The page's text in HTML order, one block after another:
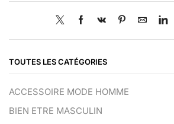
TOUTES LES CATÉGORIES
ACCESSOIRE MODE HOMME
BIEN ETRE MASCULIN